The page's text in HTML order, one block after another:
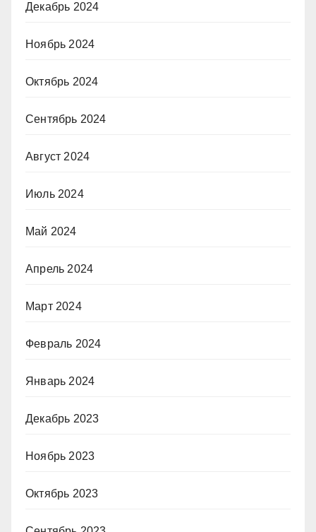
Декабрь 2024
Ноябрь 2024
Октябрь 2024
Сентябрь 2024
Август 2024
Июль 2024
Май 2024
Апрель 2024
Март 2024
Февраль 2024
Январь 2024
Декабрь 2023
Ноябрь 2023
Октябрь 2023